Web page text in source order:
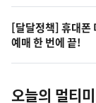
의
사
진
[달달정책] 휴대폰
예매 한 번에 끝!
오늘의 멀티